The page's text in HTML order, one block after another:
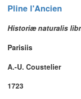
Pline l'Ancien
Historiæ naturalis
Parisiis
A.-U. Coustelier
1723